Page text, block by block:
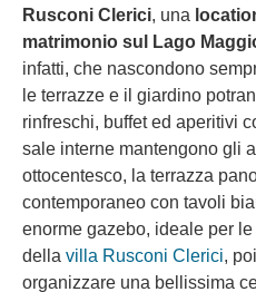
Rusconi Clerici, una
matrimonio sul Lago
infatti, che nascondono
le terrazze e il giardino
rinfreschi, buffet ed aperitivi
sale interne mantengono gli
ottocentesco, la terrazza
contemporaneo con tavoli
enorme gazebo, ideale per
della villa Rusconi Clerici,
organizzare una bellissima